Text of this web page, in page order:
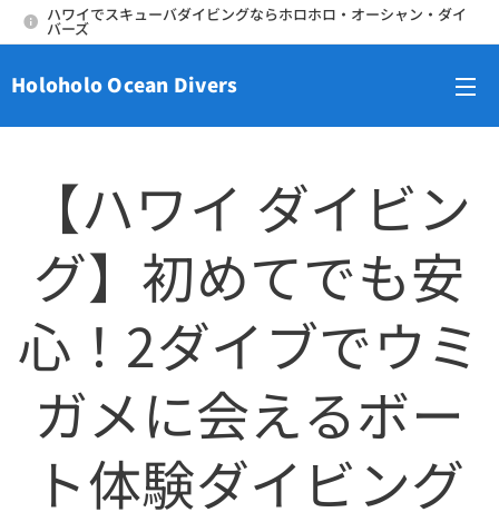
ハワイでスキューバダイビングならホロホロ・オーシャン・ダイ
バーズ
Holoholo Ocean Divers
【ハワイ ダイビン
グ】初めてでも安
心！2ダイブでウミ
ガメに会えるボー
ト体験ダイビング